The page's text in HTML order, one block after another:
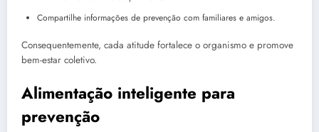
Compartilhe informações de prevenção com familiares e amigos.
Consequentemente, cada atitude fortalece o organismo e promove
bem-estar coletivo.
Alimentação inteligente para
prevenção